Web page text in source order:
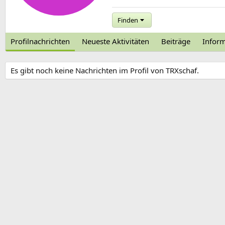
Finden
Profilnachrichten Neueste Aktivitäten Beiträge
Es gibt noch keine Nachrichten im Profil von TRXschaf.